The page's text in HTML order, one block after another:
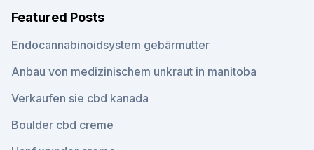
Featured Posts
Endocannabinoidsystem gebärmutter
Anbau von medizinischem unkraut in manitoba
Verkaufen sie cbd kanada
Boulder cbd creme